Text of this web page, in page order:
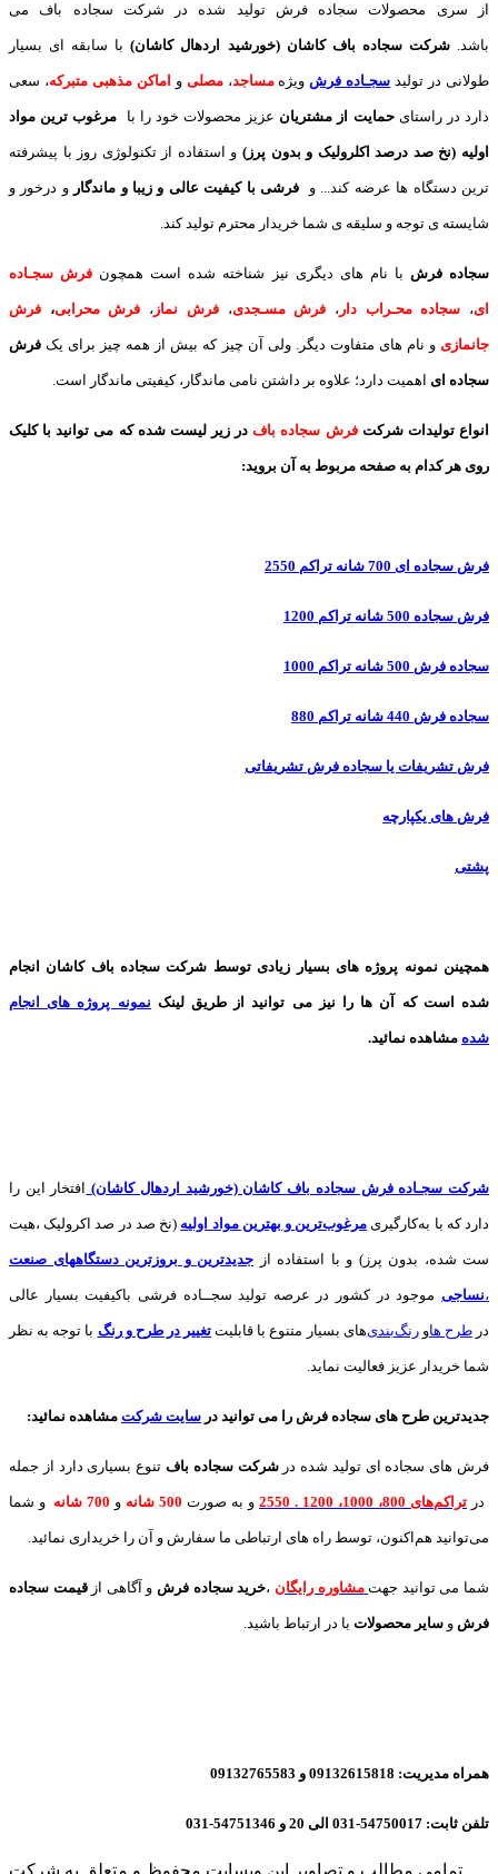
از سری محصولات سجاده فرش تولید شده در شرکت سجاده باف می
باشد.شرکت سجاده باف کاشان (خورشید اردهال کاشان)با سابقه ای بسیار
طولانی در تولید سجـاده فرش ویژهمساجد،مصلی و اماکن مذهبی متبرکه، سعی
دارد در راستایحمایت از مشتریان عزیز محصولات خود را با مرغوب ترین مواد
اولیه (نخ صد درصد اکلرولیک و بدون پرز) و استفاده از تکنولوژی روز با پیشرفته
ترین دستگاه ها عرضه کند... و فرشی با کیفیت عالی و زیبا و ماندگار و درخور و
شایسته ی توجه و سلیقه ی شما خریدار محترم تولید کند.
سجاده فرش با نام های دیگری نیز شناخته شده است همچون فرش سجـاده
ای، سجاده محـراب دار ، فرش مسـجدی،فرش نماز ، فرش محرابی، فرش
جانمازی و نام های متفاوت دیگر. ولی آن چیز که بیش از همه چیز برای یک فرش
سجاده ای اهمیت دارد؛ علاوه بر داشتن نامی ماندگار، کیفیتی ماندگار است.
انواع تولیدات شرکتفرش سجاده بافدر زیر لیست شده که می توانید با کلیک
روی هر کدام به صفحه مربوط به آن بروید:
فرش سجاده ای 700 شانه تراکم 2550
فرش سجاده 500 شانه تراکم 1200
سجاده فرش 500 شانه تراکم 1000
سجاده فرش 440 شانه تراکم 880
فرش تشریفات یا سجاده فرش تشریفاتی
فرش های یکپارچه
پشتی
همچینن نمونه پروژه های بسیار زیادی توسط شرکت سجاده باف کاشان انجام
شده است که آن ها را نیز می توانید از طریق لینک نمونه پروژه های انجام
شده مشاهده نمائید.
شرکت سجـاده فرش سجاده باف کاشان (خورشید اردهال کاشان) افتخار این را
دارد که با به‌کارگیری مرغوب‌ترین و بهترین مواد اولیه (نخ صد در صد اکرولیک ،هیت
ست شده، بدون پرز) و با استفاده از جدیدترین و بروزترین دستگاههای صنعت
نساجی، موجود در کشور در عرصه تولید سجــاده فرشی باکیفیت بسیار عالی
درطرح هاو
رنگ‌بندی‌ های بسیار متنوع با قابلیت تغییر در طرح و رنگ با توجه به نظر
شما خریدار عزیز فعالیت نماید.
جدیدترین طرح های سجاده فرش را می توانید در سایت شرکت مشاهده نمائید:
فرش های سجاده ای تولید شده درشرکت سجاده باف تنوع بسیاری دارد از جمله
در تراکم‌های 800، 1000، 1200 . 2550 و به صورت 500 شانه و 700 شانه و شما
می‌توانید هم‌اکنون، توسط راه های ارتباطی ما سفارش و آن را خریداری نمائید.
شما می توانید جهت مشاوره رایگان ،خرید سجاده فرش و آگاهی ازقیمت سجاده
فرش و سایر محصولات با در ارتباط باشید.
همراه مدیریت: 09132615818 و 09132765583
تلفن ثابت: 54750017-031 الی 20 و 54751346-031